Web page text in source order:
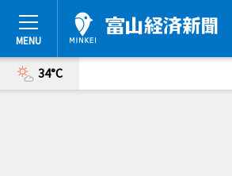
34°C